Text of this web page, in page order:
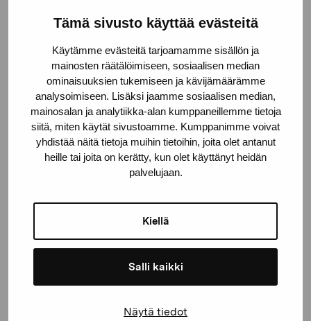
Tämä sivusto käyttää evästeitä
Käytämme evästeitä tarjoamamme sisällön ja
mainosten räätälöimiseen, sosiaalisen median
ominaisuuksien tukemiseen ja kävijämäärämme
analysoimiseen. Lisäksi jaamme sosiaalisen median,
mainosalan ja analytiikka-alan kumppaneillemme tietoja
siitä, miten käytät sivustoamme. Kumppanimme voivat
yhdistää näitä tietoja muihin tietoihin, joita olet antanut
heille tai joita on kerätty, kun olet käyttänyt heidän
palvelujaan.
Kiellä
Salli kaikki
Näytä tiedot
Mathildeudd
Nyström Stig, 1954